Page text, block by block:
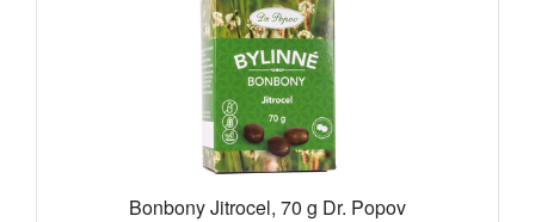
Bonbony Jitrocel, 70 g Dr. Popov